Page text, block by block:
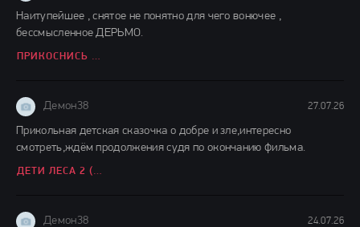
Наитупейшее , снятое не понятно для чего вонючее ,
бессмысленное ДЕРЬМО.
Демон38 27.07.26
Прикольная детская сказочка о добре и зле,интересно
смотреть,ждём продолжения судя по окончанию фильма.
Демон38 24.07.26